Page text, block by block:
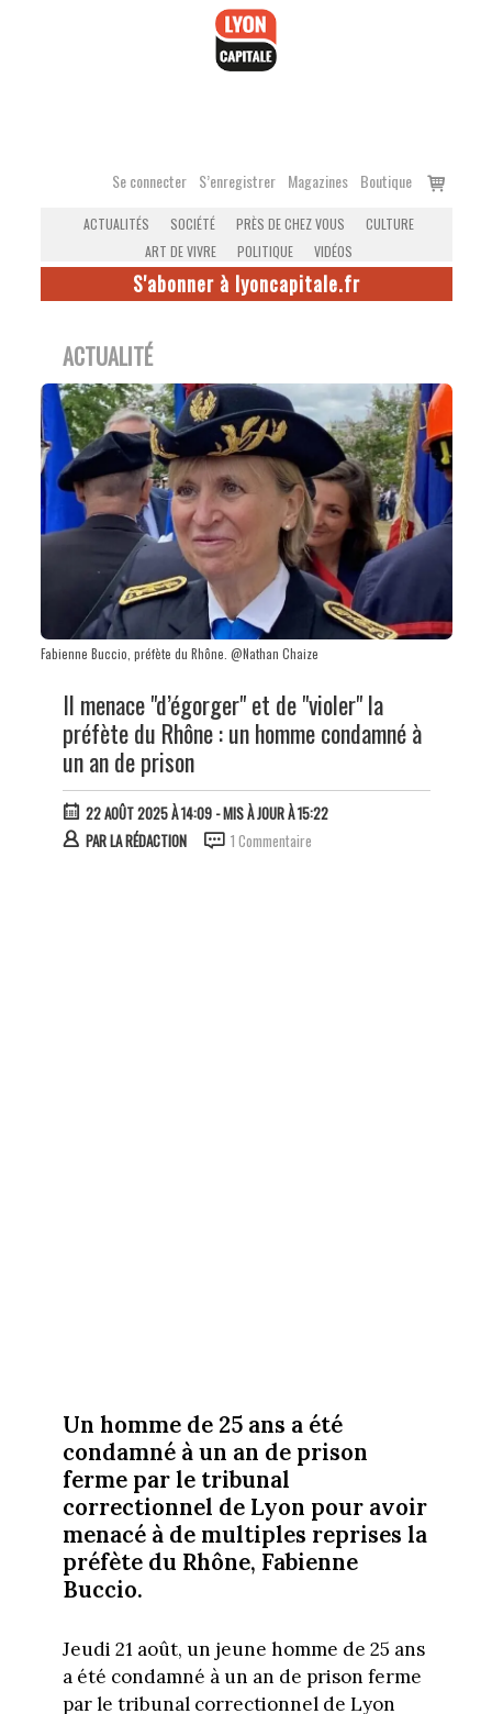
Se connecter S’enregistrer Magazines Boutique
Voir
ACTUALITÉS SOCIÉTÉ PRÈS DE CHEZ VOUS
CULTURE
ART DE VIVRE
POLITIQUE VIDÉOS
S'abonner à lyoncapitale.fr
ACTUALITÉ
Fabienne Buccio, préfète du Rhône. @Nathan Chaize
Il menace "d’égorger" et de "violer" la
préfète du Rhône : un homme condamné à
un an de prison
22 AOÛT 2025 À 14:09- MIS À JOUR À 15:22
PARLA RÉDACTION 1 Commentaire
Un homme de 25 ans a été
condamné à un an de prison
ferme par le tribunal
correctionnel de Lyon pour avoir
menacé à de multiples reprises la
préfète du Rhône, Fabienne
Buccio.
Jeudi 21 août, un jeune homme de 25 ans
a été condamné à un an de prison ferme
par le tribunal correctionnel de Lyon